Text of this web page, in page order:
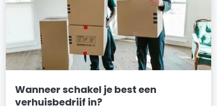
Wanneer schakel je best een
verhuisbedrijf in?